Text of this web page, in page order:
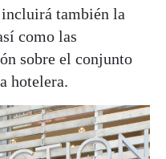
incluirá también la
como las
sobre el conjunto
hotelera.